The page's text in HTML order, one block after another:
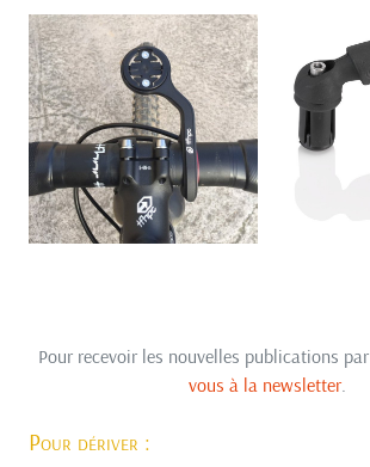
Pour recevoir les nouvelles publications
vous à la newsletter.
Pour dériver :